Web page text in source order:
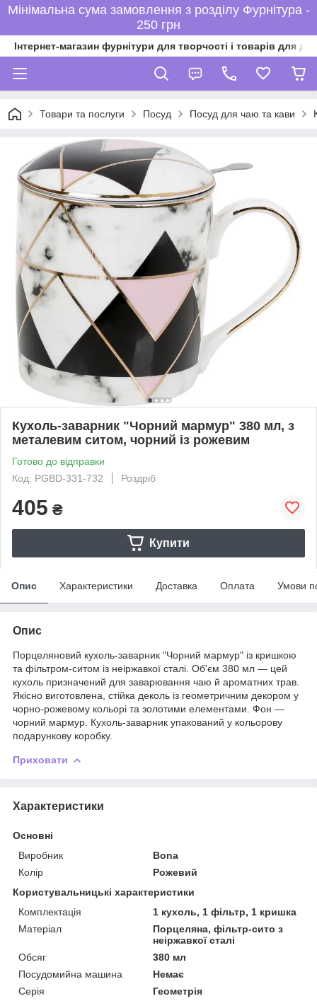
Мінімальна сума замовлення з розділу Фурнітура -
250 грн
Інтернет-магазин фурнітури для творчості і товарів для
Товари та послуги Посуд Посуд для чаю та кави
Кухоль-заварник "Чорний мармур" 380 мл, з
металевим ситом, чорний із рожевим
Готово до відправки
Код: PGBD-331-732
Роздріб
405 ₴
Купити
Опис Характеристики Доставка Оплата Умови
Опис
Порцеляновий кухоль-заварник "Чорний мармур" із кришкою
та фільтром-ситом із неіржавкої сталі. Об'єм 380 мл — цей
кухоль призначений для заварювання чаю й ароматних трав.
Якісно виготовлена, стійка деколь із геометричним декором у
чорно-рожевому кольорі та золотими елементами. Фон —
чорний мармур. Кухоль-заварник упакований у кольорову
подарункову коробку.
Приховати
Характеристики
Основні
Виробник
Bona
Колір
Рожевий
Користувальницькі характеристики
Комплектація
1 кухоль, 1 фільтр, 1 кришка
Матеріал
Порцеляна, фільтр-сито з
неіржавкої сталі
Обсяг
380 мл
Посудомийна машина
Немає
Серія
Геометрія